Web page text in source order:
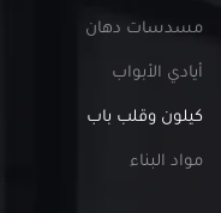
مسدسات دهان
أيادي الأبواب
كيلون وقلب باب
مواد البناء